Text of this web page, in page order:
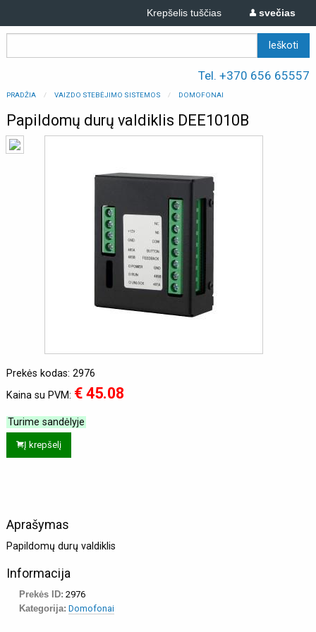
svečias
Krepšelis tuščias
Tel. +370 656 65557
PRADŽIA VAIZDO STEBĖJIMO SISTEMOS DOMOFONAI
Papildomų durų valdiklis DEE1010B
Prekės kodas: 2976
Kaina su PVM: € 45.08
Turime sandėlyje
Į krepšelį
Aprašymas
Papildomų durų valdiklis
Informacija
Prekės ID: 2976
Kategorija: Domofonai